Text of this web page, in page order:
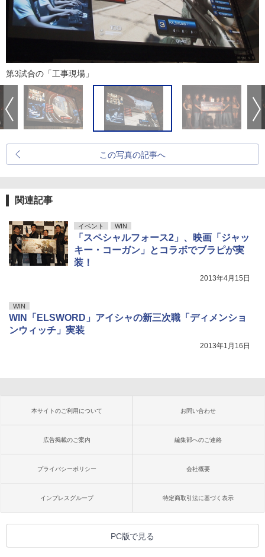
第3試合の「工事現場」
この写真の記事へ
関連記事
イベント WIN
「スペシャルフォース2」、映画「ジャッ
キー・コーガン」とコラボでブラピが実
装！
2013年4月15日
WIN
WIN「ELSWORD」アイシャの新三次職「ディメンショ
ンウィッチ」実装
2013年1月16日
本サイトのご利用について お問い合わせ
広告掲載のご案内 編集部へのご連絡
プライバシーポリシー 会社概要
インプレスグループ 特定商取引法に基づく表示
PC版で見る